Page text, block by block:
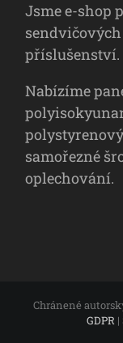
Jsme e-shop
příslušenství.
Nabízíme
samořezné
oplechování.
Chránené
GDPR|